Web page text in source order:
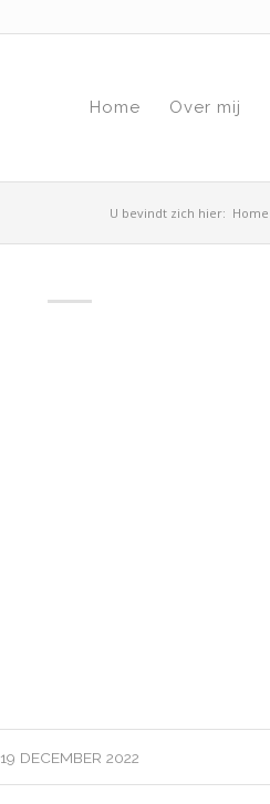
Home Over mij
U bevindt zich hier: Home
19 DECEMBER 2022